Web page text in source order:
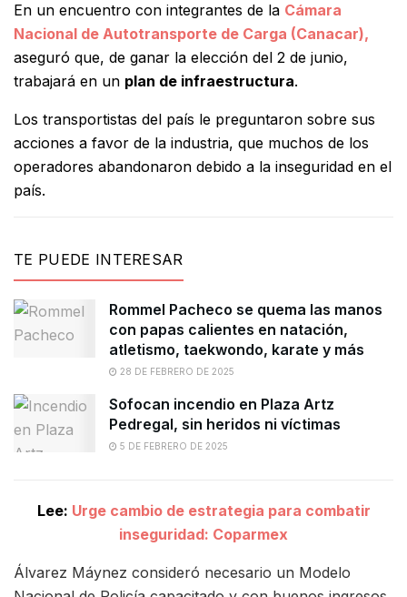
En un encuentro con integrantes de la Cámara
Nacional de Autotransporte de Carga (Canacar),
aseguró que, de ganar la elección del 2 de junio,
trabajará en un plan de infraestructura.
Los transportistas del país le preguntaron sobre sus
acciones a favor de la industria, que muchos de los
operadores abandonaron debido a la inseguridad en el
país.
TE PUEDE INTERESAR
Rommel Pacheco se quema las manos
con papas calientes en natación,
atletismo, taekwondo, karate y más
28 DE FEBRERO DE 2025
Sofocan incendio en Plaza Artz
Pedregal, sin heridos ni víctimas
5 DE FEBRERO DE 2025
Lee: Urge cambio de estrategia para combatir
inseguridad: Coparmex
Álvarez Máynez consideró necesario un Modelo